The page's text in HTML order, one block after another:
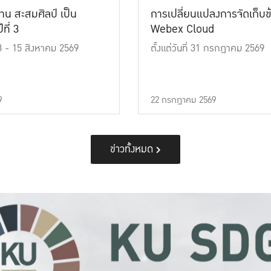
น สะสมศิลป์ เป็น
3
- 15 สิงหาคม 2569
การเปลี่ยนแปลงการจัดเก็
Webex Cloud
ตั้งแต่วันที่ 31 กรกฎาคม 2569
22 กรกฎาคม 2569
ข่าวทั้งหมด